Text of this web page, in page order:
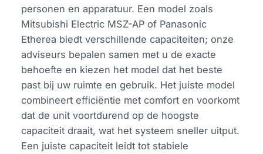
personen en apparatuur. Een model zoals
Mitsubishi Electric MSZ-AP of Panasonic
Etherea biedt verschillende capaciteiten; onze
adviseurs bepalen samen met u de exacte
behoefte en kiezen het model dat het beste
past bij uw ruimte en gebruik. Het juiste model
combineert efficiëntie met comfort en voorkomt
dat de unit voortdurend op de hoogste
capaciteit draait, wat het systeem sneller uitput.
Een juiste capaciteit leidt tot stabiele